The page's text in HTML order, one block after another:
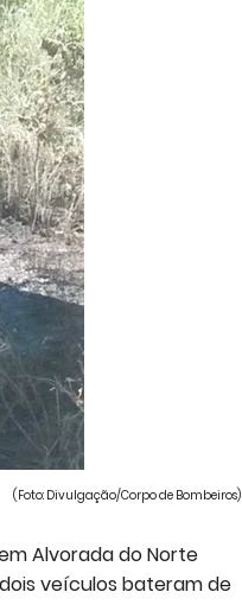
(Foto: Divulgação/Corpo de Bombeiros)
Alvorada do Norte
veículos bateram de